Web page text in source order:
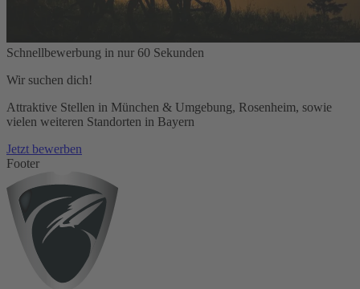
Schnellbewerbung in nur 60 Sekunden
Wir suchen dich!
Attraktive Stellen in München & Umgebung, Rosenheim, sowie
vielen weiteren Standorten in Bayern
Jetzt bewerben
Footer